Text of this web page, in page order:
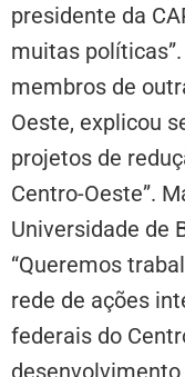
presidente da
muitas
membros de
Oeste, explicou
projetos de
Centro-Oeste”.
Universidade de
“Queremos
rede de ações
federais do
desenvolvimento